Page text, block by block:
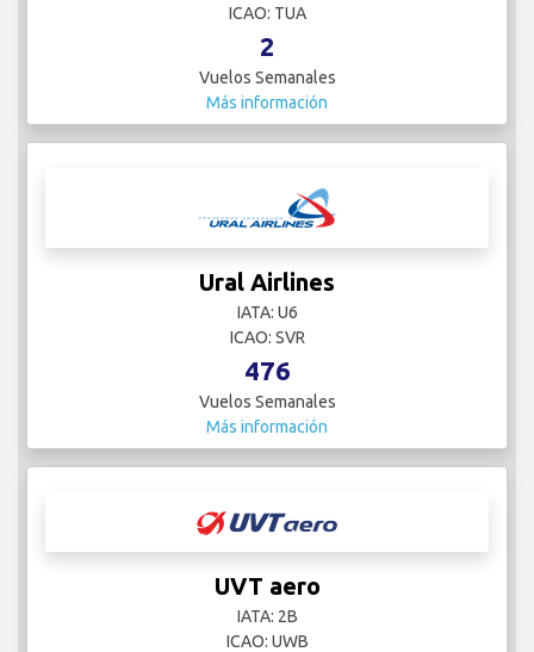
ICAO: TUA
2
Vuelos Semanales
Más información
Ural Airlines
IATA: U6
ICAO: SVR
476
Vuelos Semanales
Más información
UVT aero
IATA: 2B
ICAO: UWB